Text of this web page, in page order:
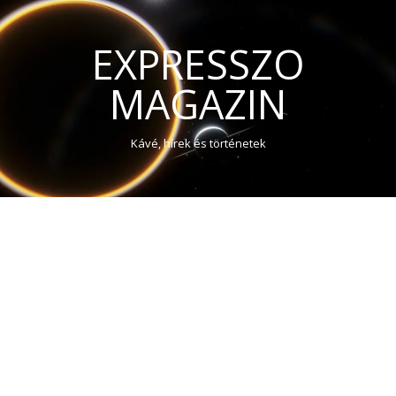
EXPRESSZO
MAGAZIN
Kávé, hírek és történetek